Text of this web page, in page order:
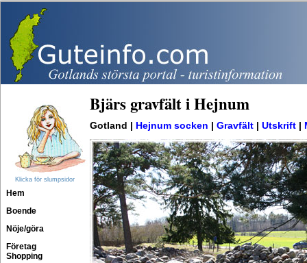
Klicka för slumpsidor
Hem
Boende
Nöje/göra
Företag
Shopping
Bjärs gravfält i Hejnum
Gotland | Hejnum socken Gravfält Utskrift